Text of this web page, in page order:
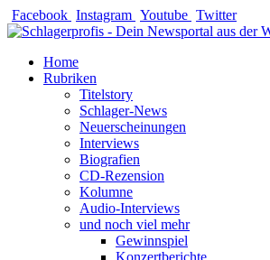
Zum
Inhalt
Facebook Instagram Youtube Twitter
Home
Rubriken
Titelstory
Schlager-News
Neuerscheinungen
Interviews
Biografien
CD-Rezension
Kolumne
Audio-Interviews
und noch viel mehr
Gewinnspiel
Konzertberichte